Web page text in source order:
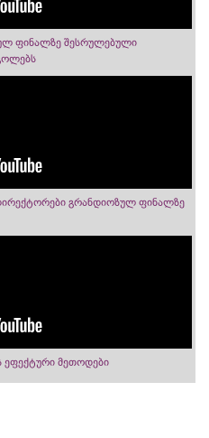
ფინალზე შესრულებული
გრანდიოზულ ფინალზე
ეფექტური მეთოდები